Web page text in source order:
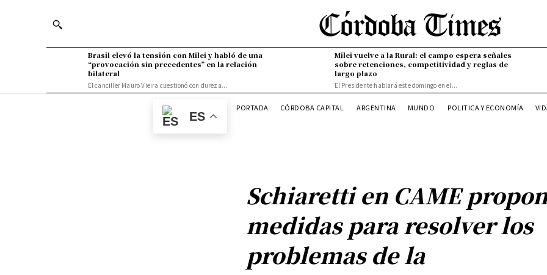
Brasil elevó la tensión con Milei y habló de una
“provocación sin precedentes” en la relación
bilateral
El canciller Mauro Vieira cuestionó con dureza...
Milei vuelve a la Rural: el campo espera señales
sobre retenciones, competitividad y reglas de
largo plazo
El Presidente hablará este domingo en el...
ES
PORTADA CÓRDOBA CAPITAL ARGENTINA MUNDO POLITICA Y ECONOMÍA
Schiaretti en CAME
medidas para resolver los
problemas de la